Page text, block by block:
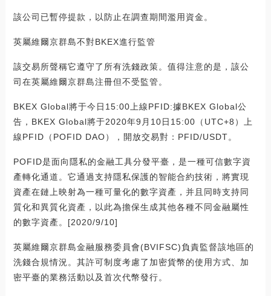
該公司已暫停提款，以防止在調查期間濫用資金。
英屬維爾京群島不對BKEX進行監管
該交易所聲稱它遵守了所有洗錢政策。值得注意的是，該公
司在英屬維爾京群島注冊但不受監管。
BKEX Global將于今日15:00上線PFID:據BKEX Global公
告，BKEX Global將于2020年9月10日15:00（UTC+8）上
線PFID（POFID DAO），開放交易對：PFID/USDT。
POFID是面向隱私的金融工具分發平臺，是一種可信數字資
產轉化通道。它通過支持隱私保護的智能合約技術，將實現
資產在鏈上映射為一種可量化的數字資產，并且同時支持同
質化和異質化資產，以此為擔保生成其他各種不同金融屬性
的數字資產。[2020/9/10]
英屬維爾京群島金融服務委員會(BVIFSC)負責監督該地區的
洗錢合規情況。其許可制度考慮了加密貨幣的使用方式、加
密平臺的業務活動以及首次代幣發行。